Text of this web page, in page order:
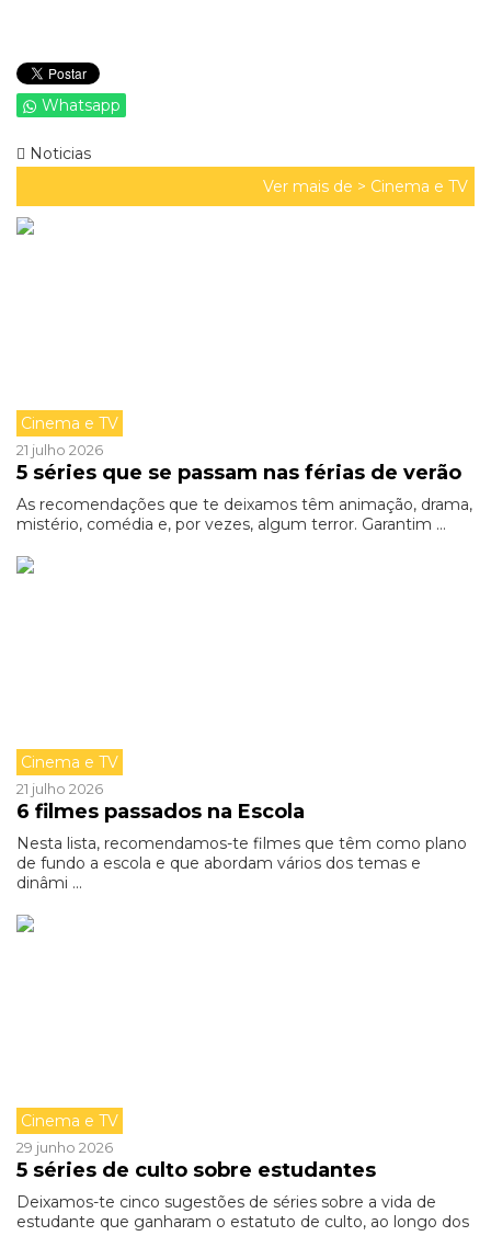
Whatsapp
Noticias
Ver mais de > Cinema e TV
Cinema e TV
21 julho 2026
5 séries que se passam nas férias de verão
As recomendações que te deixamos têm animação, drama,
mistério, comédia e, por vezes, algum terror. Garantim ...
Cinema e TV
21 julho 2026
6 filmes passados na Escola
Nesta lista, recomendamos-te filmes que têm como plano
de fundo a escola e que abordam vários dos temas e
dinâmi ...
Cinema e TV
29 junho 2026
5 séries de culto sobre estudantes
Deixamos-te cinco sugestões de séries sobre a vida de
estudante que ganharam o estatuto de culto, ao longo dos